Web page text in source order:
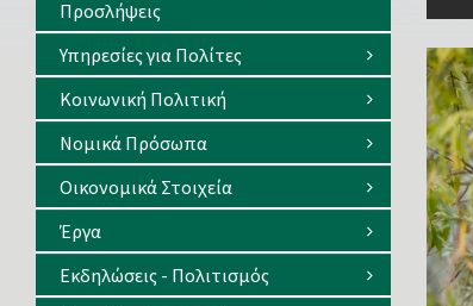
Προσλήψεις
Υπηρεσίες για Πολίτες
Κοινωνική Πολιτική
Νομικά Πρόσωπα
Οικονομικά Στοιχεία
Έργα
Εκδηλώσεις - Πολιτισμός